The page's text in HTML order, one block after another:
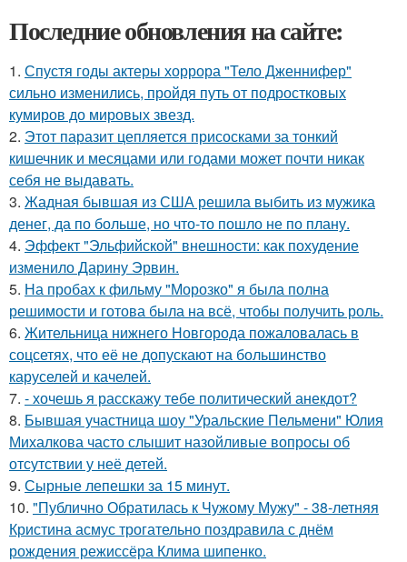
Последние обновления на сайте:
1. Спустя годы актеры хоррора "Тело Дженнифер"
сильно изменились, пройдя путь от подростковых
кумиров до мировых звезд.
2. Этот паразит цепляется присосками за тонкий
кишечник и месяцами или годами может почти никак
себя не выдавать.
3. Жадная бывшая из США решила выбить из мужика
денег, да по больше, но что-то пошло не по плану.
4. Эффект "Эльфийской" внешности: как похудение
изменило Дарину Эрвин.
5. На пробах к фильму "Морозко" я была полна
решимости и готова была на всё, чтобы получить роль.
6. Жительница нижнего Новгорода пожаловалась в
соцсетях, что её не допускают на большинство
каруселей и качелей.
7. - хочешь я расскажу тебе политический анекдот?
8. Бывшая участница шоу "Уральские Пельмени" Юлия
Михалкова часто слышит назойливые вопросы об
отсутствии у неё детей.
9. Сырные лепешки за 15 минут.
10. "Публично Обратилась к Чужому Мужу" - 38-летняя
Кристина асмус трогательно поздравила с днём
рождения режиссёра Клима шипенко.